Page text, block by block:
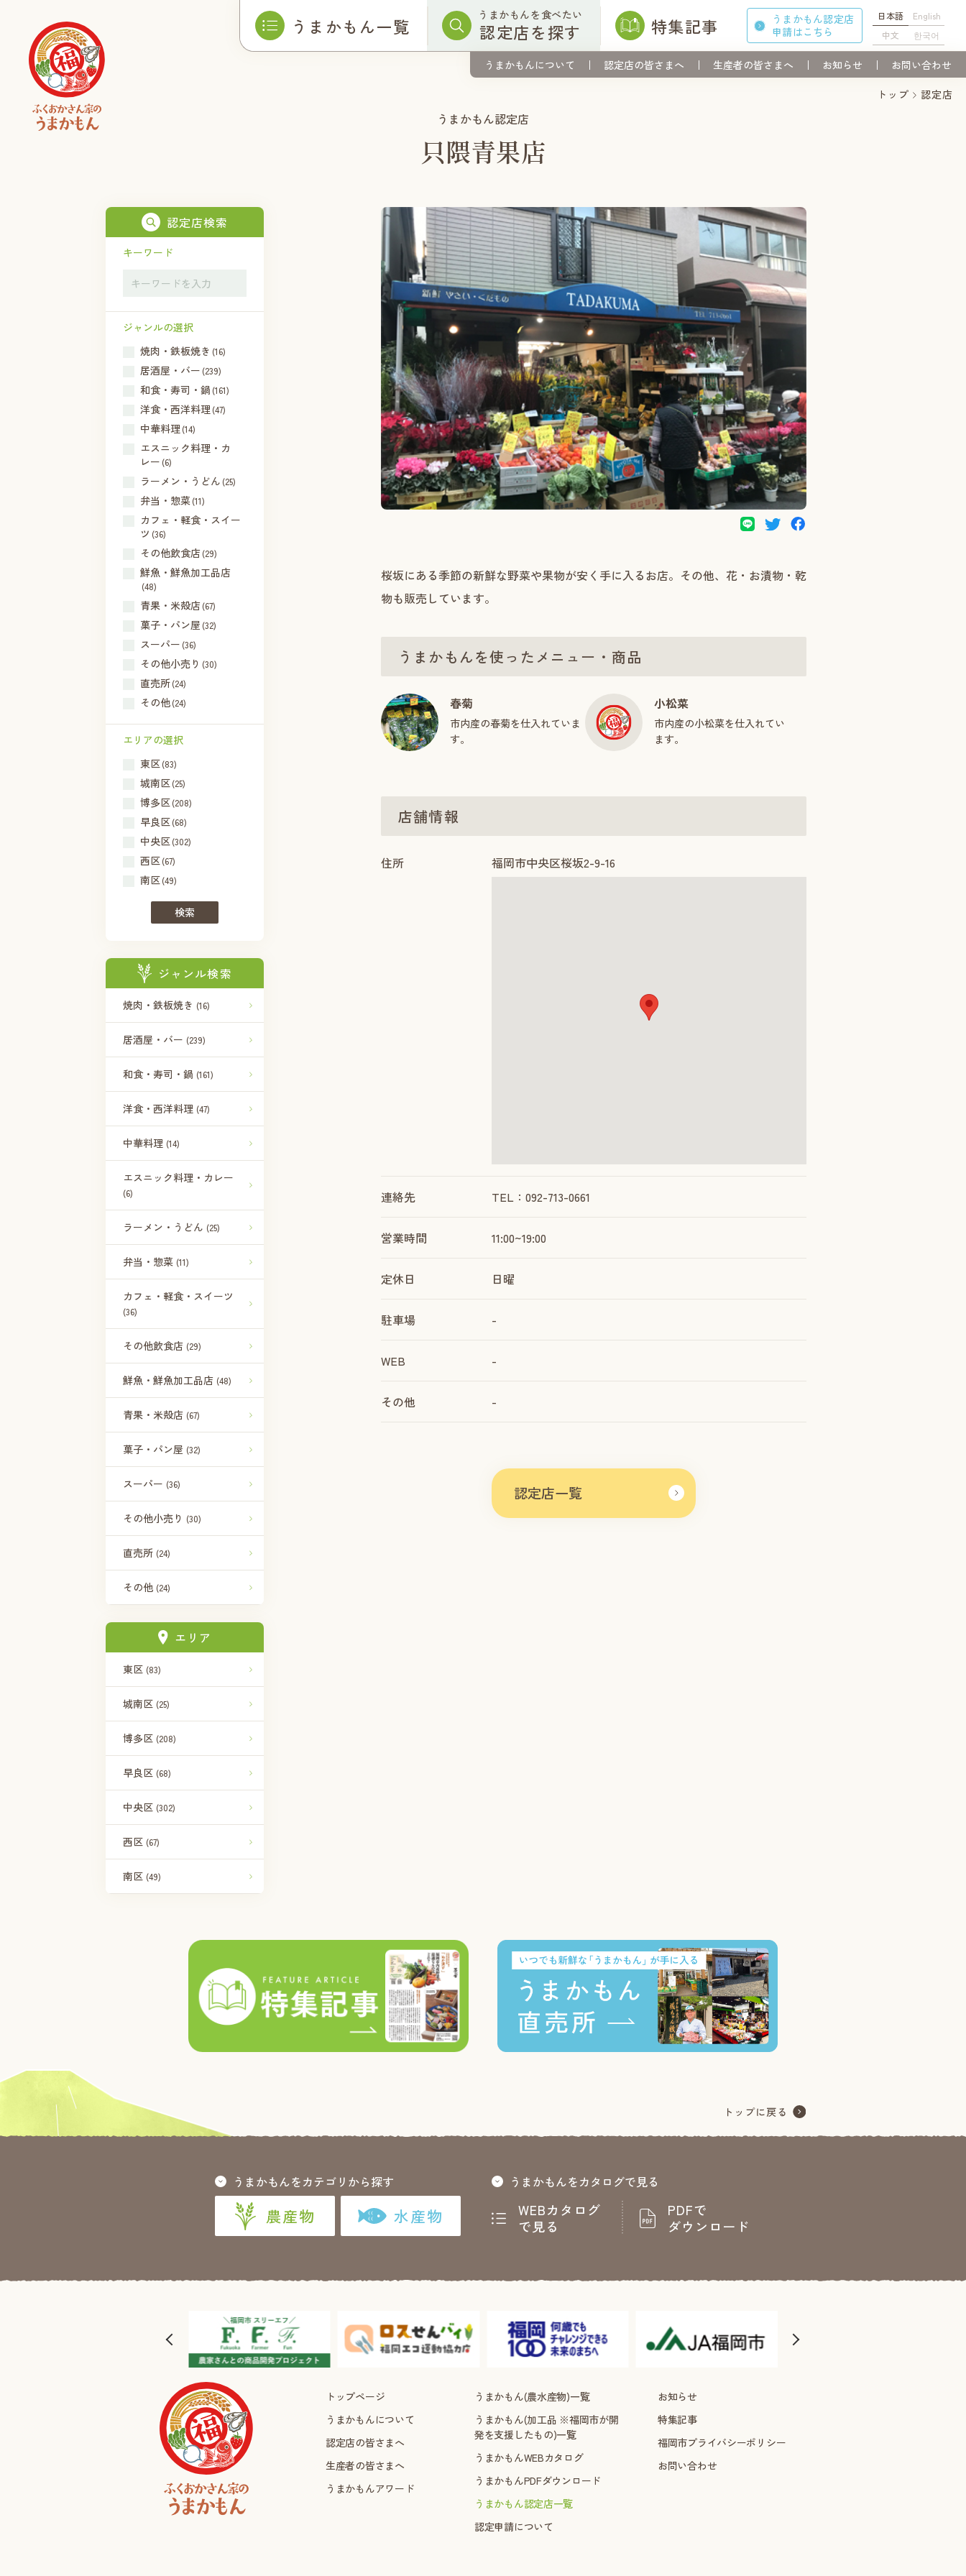
うまかもん一覧 うまかもんを食べたい
認定店を探す 特集記事
うまかもん認定店
申請はこちら
日本語
English
中文
한국어
うまかもんについて 認定店の皆さまへ 生産者の皆さまへ お知らせ お問い合わせ
トップ 認定店
うまかもん認定店
只隈青果店
認定店検索
キーワード
ジャンルの選択
焼肉・鉄板焼き (16)
居酒屋・バー (239)
和食・寿司・鍋 (161)
洋食・西洋料理 (47)
中華料理 (14)
エスニック料理・カ
レー (6)
ラーメン・うどん (25)
弁当・惣菜(11)
カフェ・軽食・スイー
ツ (36)
その他飲食店(29)
鮮魚・鮮魚加工品店
(48)
青果・米殻店(67)
菓子・パン屋 (32)
スーパー (36)
その他小売り (30)
直売所(24)
その他(24)
エリアの選択
東区(83)
城南区(25)
博多区(208)
早良区(68)
中央区(302)
西区(67)
南区(49)
検索
ジャンル検索
焼肉・鉄板焼き (16)
居酒屋・バー (239)
和食・寿司・鍋 (161)
洋食・西洋料理 (47)
中華料理 (14)
エスニック料理・カレー
(6)
ラーメン・うどん (25)
弁当・惣菜 (11)
カフェ・軽食・スイーツ
(36)
その他飲食店 (29)
鮮魚・鮮魚加工品店 (48)
青果・米殻店 (67)
菓子・パン屋 (32)
スーパー (36)
その他小売り (30)
直売所 (24)
その他 (24)
エリア
東区 (83)
城南区 (25)
博多区 (208)
早良区 (68)
中央区 (302)
西区 (67)
南区 (49)
桜坂にある季節の新鮮な野菜や果物が安く手に入るお店。その他、花・お漬物・乾
物も販売しています。
うまかもんを使ったメニュー・商品
春菊
市内産の春菊を仕入れていま
す。
小松菜
市内産の小松菜を仕入れてい
ます。
店舗情報
住所 福岡市中央区桜坂2-9-16
連絡先 TEL：092-713-0661
営業時間 11:00~19:00
定休日 日曜
駐車場 -
WEB -
その他 -
認定店一覧
うまかもんをカテゴリから探す
農産物 水産物
うまかもんをカタログで見る
WEBカタログ
で見る
PDFで
ダウンロード
トップページ
うまかもんについて
認定店の皆さまへ
生産者の皆さまへ
うまかもんアワード
うまかもん(農水産物)一覧
うまかもん(加工品 ※福岡市が開
発を支援したもの)一覧
うまかもんWEBカタログ
うまかもんPDFダウンロード
うまかもん認定店一覧
認定申請について
お知らせ
特集記事
福岡市プライバシーポリシー
お問い合わせ